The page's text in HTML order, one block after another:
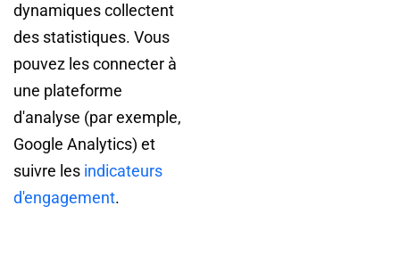
dynamiques collectent
des statistiques. Vous
pouvez les connecter à
une plateforme
d'analyse (par exemple,
Google Analytics) et
suivre les indicateurs
d'engagement.